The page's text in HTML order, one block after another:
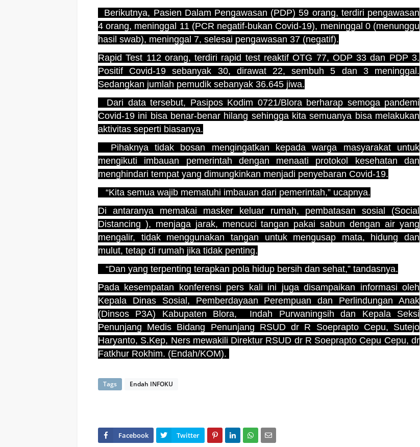
Berikutnya, Pasien Dalam Pengawasan (PDP) 59 orang, terdiri pengawasan
4 orang, meninggal 11 (PCR negatif-bukan Covid-19), meninggal 0 (menunggu
hasil swab), meninggal 7, selesai pengawasan 37 (negatif).
Rapid Test 112 orang, terdiri rapid test reaktif OTG 77, ODP 33 dan PDP 3.
Positif Covid-19 sebanyak 30, dirawat 22, sembuh 5 dan 3 meninggal.
Sedangkan jumlah pemudik sebanyak 36.645 jiwa.
Dari data tersebut, Pasipos Kodim 0721/Blora berharap semoga pandemi
Covid-19 ini bisa benar-benar hilang sehingga kita semuanya bisa melakukan
aktivitas seperti biasanya.
Pihaknya tidak bosan mengingatkan kepada warga masyarakat untuk
mengikuti imbauan pemerintah dengan menaati protokol kesehatan dan
menghindari tempat yang dimungkinkan menjadi penyebaran Covid-19.
“Kita semua wajib mematuhi imbauan dari pemerintah,” ucapnya.
Di antaranya memakai masker keluar rumah, pembatasan sosial (Social
Distancing ), menjaga jarak, mencuci tangan pakai sabun dengan air yang
mengalir, tidak menggunakan tangan untuk mengusap mata, hidung dan
mulut, tetap di rumah jika tidak penting.
“Dan yang terpenting terapkan pola hidup bersih dan sehat,” tandasnya.
Pada kesempatan konferensi pers kali ini juga disampaikan informasi oleh
Kepala Dinas Sosial, Pemberdayaan Perempuan dan Perlindungan Anak
(Dinsos P3A) Kabupaten Blora, Indah Purwaningsih dan Kepala Seksi
Penunjang Medis Bidang Penunjang RSUD dr R Soeprapto Cepu, Sutejo
Haryanto, S.Kep, Ners mewakili Direktur RSUD dr R Soeprapto Cepu Cepu, dr
Fatkhur Rokhim. (Endah/KOM).
Tags Endah INFOKU